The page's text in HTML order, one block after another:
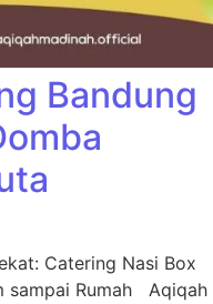
Bandung
Catering Nasi Box
sampai Rumah Aqiqah